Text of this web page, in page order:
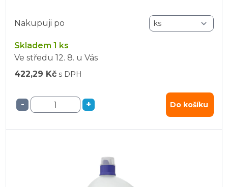
Nakupuji po
Skladem 1 ks
Ve středu 12. 8. u Vás
422,29 Kč s DPH
- + Do košíku